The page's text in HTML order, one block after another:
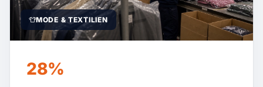
MODE & TEXTILIEN
28%